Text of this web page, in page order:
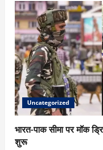
Uncategorized
भारत-पाक सीमा पर मॉक
शुरू